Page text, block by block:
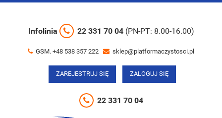
Infolinia 22 331 70 04 (PN-PT: 8.00-16.00)
GSM. +48 538 357 222 sklep@platformaczystosci.pl
ZAREJESTRUJ SIĘ ZALOGUJ SIĘ
22 331 70 04